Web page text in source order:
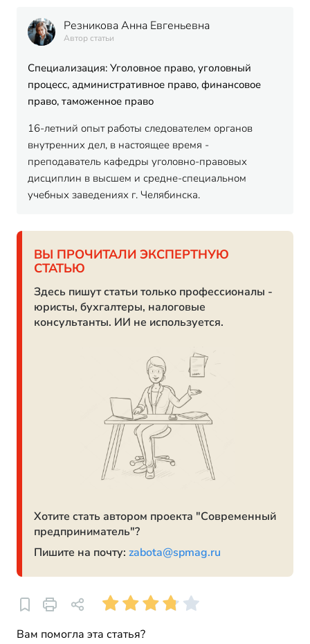
Резникова Анна Евгеньевна
Автор статьи
Специализация: Уголовное право, уголовный
процесс, административное право, финансовое
право, таможенное право
16-летний опыт работы следователем органов
внутренних дел, в настоящее время -
преподаватель кафедры уголовно-правовых
дисциплин в высшем и средне-специальном
учебных заведениях г. Челябинска.
ВЫ ПРОЧИТАЛИ ЭКСПЕРТНУЮ
СТАТЬЮ
Здесь пишут статьи только профессионалы -
юристы, бухгалтеры, налоговые
консультанты. ИИ не используется.
Хотите стать автором проекта "Современный
предприниматель"?
Пишите на почту: zabota@spmag.ru
Вам помогла эта статья?